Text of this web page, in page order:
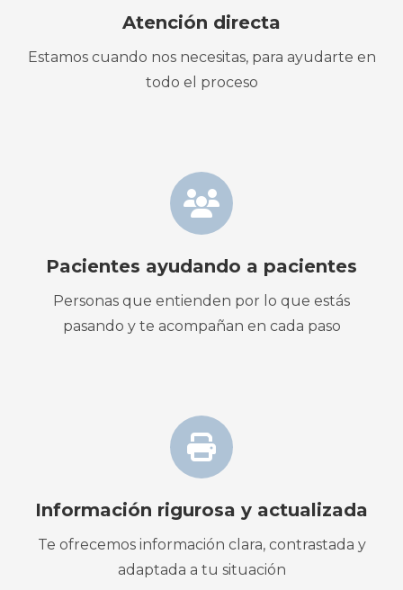
Atención directa
Estamos cuando nos necesitas, para ayudarte en
todo el proceso
Pacientes ayudando a pacientes
Personas que entienden por lo que estás
pasando y te acompañan en cada paso
Información rigurosa y actualizada
Te ofrecemos información clara, contrastada y
adaptada a tu situación